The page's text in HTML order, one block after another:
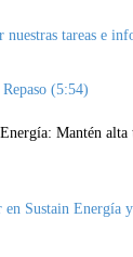
nuestras tareas e
(5:54)
Mantén alta
en Sustain Energía